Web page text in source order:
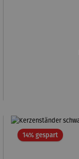
14% gespartRabatt